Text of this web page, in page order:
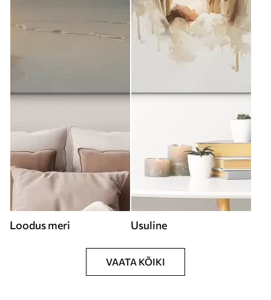
Loodus meri Usuline
VAATA KÕIKI